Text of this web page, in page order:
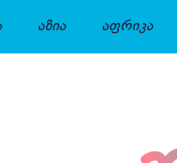
აზია აფრიკა